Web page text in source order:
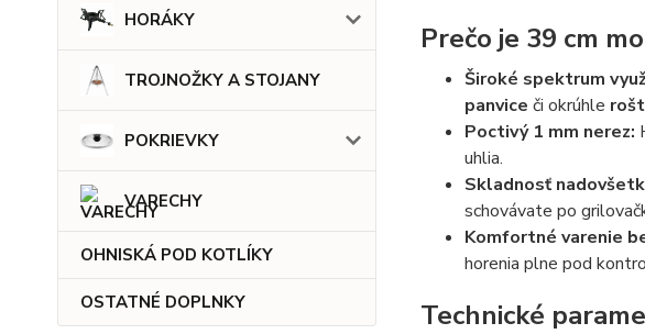
HORÁKY
TROJNOŽKY A STOJANY
POKRIEVKY
VARECHY
OHNISKÁ POD KOTLÍKY
OSTATNÉ DOPLNKY
Prečo je 39 cm
Široké spektrum
panvice či okrúhle
Poctivý 1 mm nerez:
uhlia.
Skladnosť
schovávate po
Komfortné varenie
horenia plne pod
Technické